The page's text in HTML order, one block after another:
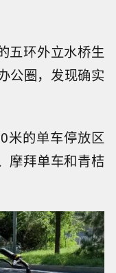
五环外立水桥生
公圈，发现确实
米的单车停放区
摩拜单车和青桔